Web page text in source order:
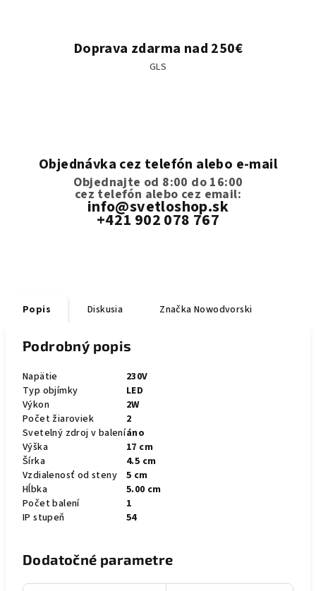
Doprava zdarma nad 250€
GLS
Objednávka cez telefón alebo e-mail
Objednajte od 8:00 do 16:00
cez telefón alebo cez email:
info@svetloshop.sk
+421 902 078 767
Popis Diskusia Značka Nowodvorski
Podrobný popis
Napätie
230V
Typ objímky
LED
Výkon
2W
Počet žiaroviek
2
Svetelný zdroj v baleníáno
Výška
17 cm
Šírka
4.5 cm
Vzdialenosť od steny
5 cm
Hĺbka
5.00 cm
Počet balení
1
IP stupeň
54
Dodatočné parametre